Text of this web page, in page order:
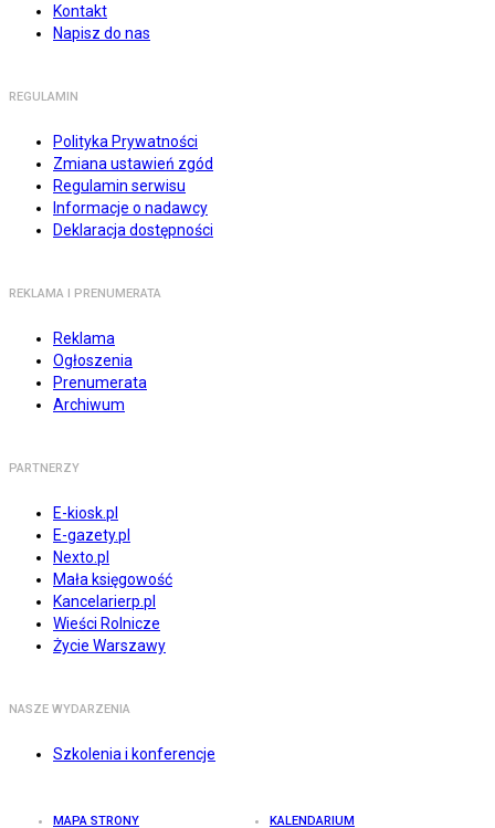
Kontakt
Napisz do nas
REGULAMIN
Polityka Prywatności
Zmiana ustawień zgód
Regulamin serwisu
Informacje o nadawcy
Deklaracja dostępności
REKLAMA I PRENUMERATA
Reklama
Ogłoszenia
Prenumerata
Archiwum
PARTNERZY
E-kiosk.pl
E-gazety.pl
Nexto.pl
Mała księgowość
Kancelarierp.pl
Wieści Rolnicze
Życie Warszawy
NASZE WYDARZENIA
Szkolenia i konferencje
MAPA STRONY KALENDARIUM